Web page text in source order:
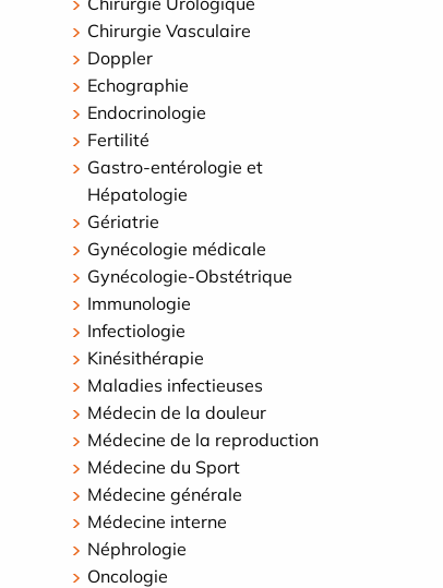
Chirurgie Vasculaire
Doppler
Echographie
Endocrinologie
Fertilité
Gastro-entérologie et
Hépatologie
Gériatrie
Gynécologie médicale
Gynécologie-Obstétrique
Immunologie
Infectiologie
Kinésithérapie
Maladies infectieuses
Médecin de la douleur
Médecine de la reproduction
Médecine du Sport
Médecine générale
Médecine interne
Néphrologie
Oncologie